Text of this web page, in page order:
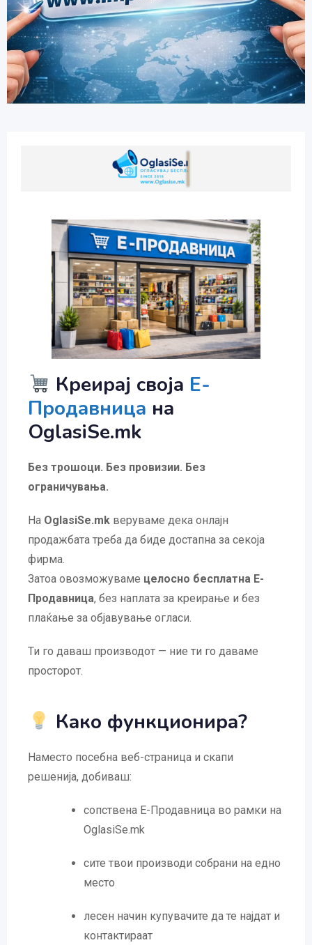
Креирај своја Е-
Продавница на
OglasiSe.mk
Без трошоци. Без провизии. Без
ограничувања.
На OglasiSe.mk веруваме дека онлајн
продажбата треба да биде достапна за секоја
фирма.
Затоа овозможуваме целосно бесплатна Е-
Продавница, без наплата за креирање и без
плаќање за објавување огласи.
Ти го даваш производот — ние ти го даваме
просторот.
Како функционира?
Наместо посебна веб-страница и скапи
решенија, добиваш:
сопствена Е-Продавница во рамки на
OglasiSe.mk
сите твои производи собрани на едно
место
лесен начин купувачите да те најдат и
контактираат